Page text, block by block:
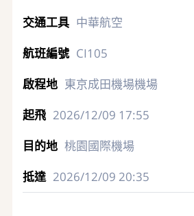
中華航空
CI105
東京成田機場機場
2026/12/09 17:55
桃園國際機場
2026/12/09 20:35